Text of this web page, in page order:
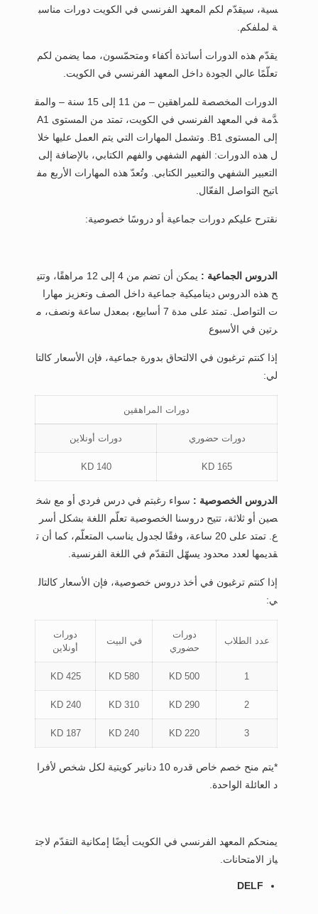
سية، سيقدّم لكم المعهد الفرنسي في الكويت دورات مناسب
ة لملفكم.
يقدّم هذه الدورات أساتذة أكفاء ومتحمّسون، مما يضمن لكم
تعلّمًا عالي الجودة داخل المعهد الفرنسي في الكويت.
الدورات المخصصة للمراهقين – من 11 إلى 15 سنة – والمق
دَّمة في المعهد الفرنسي في الكويت، تمتد من المستوى A1
إلى المستوى B1. وتشمل المهارات التي يتم العمل عليها خلا
ل هذه الدورات: الفهم الشفهي والفهم الكتابي، بالإضافة إلى
التعبير الشفهي والتعبير الكتابي. وتُعدّ هذه المهارات الأربع مف
اتيح التواصل الفعّال.
نقترح عليكم دورات جماعية أو دروسًا خصوصية:
الدروس الجماعية :
يمكن أن تضم من 4 إلى 12 مراهقًا، وتتي
ح هذه الدروس ديناميكية جماعية داخل الصف وتعزيز مهارا
ت التواصل. تمتد على مدة 7 أسابيع، بمعدل ساعة ونصف، م
رتين في الأسبوع
إذا كنتم ترغبون في الالتحاق بدورة جماعية، فإن الأسعار كالتا
لي:
دورات المراهقين
دورات حضوري دورات أونلاين
165 KD
140 KD
الدروس الخصوصية : سواء رغبتم في درس فردي أو مع شخ
صين أو ثلاثة، تتيح دروسنا الخصوصية تعلّم اللغة بشكل أسر
ع. تمتد على 20 ساعة، وفقًا لجدول يناسب المتعلّم، كما أن ت
قديمها لعدد محدود يسهّل التقدّم في اللغة الفرنسية.
إذا كنتم ترغبون في أخذ دروس خصوصية، فإن الأسعار كالتال
ي:
عدد الطلاب
دورات
حضوري
في البيت
دورات
أونلاين
1
500 KD
580 KD
425 KD
2
290 KD
310 KD
240 KD
3
220 KD
240 KD
187 KD
*يتم منح خصم خاص قدره 10 دنانير كويتية لكل شخص لأفرا
د العائلة الواحدة.
يمنحكم المعهد الفرنسي في الكويت أيضًا إمكانية التقدّم لاجت
ياز الامتحانات.
DELF